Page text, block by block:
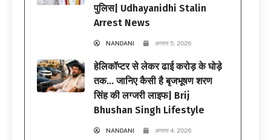
पुलिस| Udhayanidhi Stalin
Arrest News
NANDANI अगस्त 5, 2026
हेलिकॉप्टर से लेकर ढाई करोड़ के घोड़े
तक… जानिए कैसी है बृजभूषण शरण
सिंह की लग्जरी लाइफ| Brij
Bhushan Singh Lifestyle
NANDANI अगस्त 4, 2026